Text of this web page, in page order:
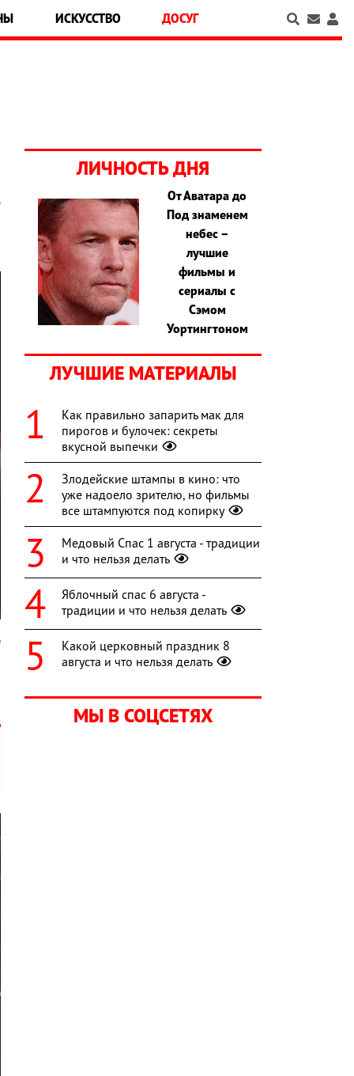
ИСКУССТВО ДОСУГ
ЛИЧНОСТЬ ДНЯ
От Аватара до
Под знаменем
небес –
лучшие
фильмы и
сериалы с
Сэмом
Уортингтоном
ЛУЧШИЕ МАТЕРИАЛЫ
Как правильно запарить мак для
пирогов и булочек: секреты
вкусной выпечки
Злодейские штампы в кино: что
уже надоело зрителю, но фильмы
все штампуются под копирку
Медовый Спас 1 августа - традиции
и что нельзя делать
Яблочный спас 6 августа -
традиции и что нельзя делать
Какой церковный праздник 8
августа и что нельзя делать
МЫ В СОЦСЕТЯХ